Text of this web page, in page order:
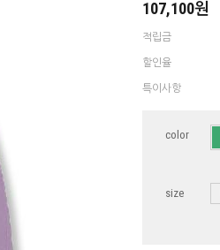
107,100원
적립금
할인율
특이사항
color
size